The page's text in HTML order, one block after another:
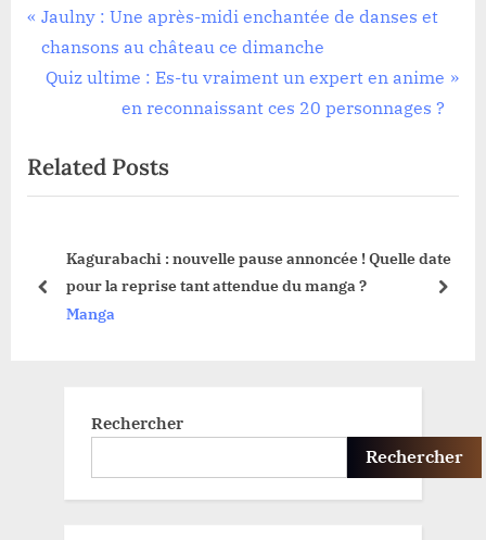
Navigation
de
l’article
P
r
e
o
u
o
Jaulny : Une après-midi enchantée de danses et
chansons au château ce dimanche
N
t
P
t
Quiz ultime : Es-tu vraiment un expert en anime
en reconnaissant ces 20 personnages ?
Related Posts
Kagurabachi : nouvelle pause annoncée ! Quelle date
pour la reprise tant attendue du manga ?
Manga
prev next
Rechercher
Rechercher